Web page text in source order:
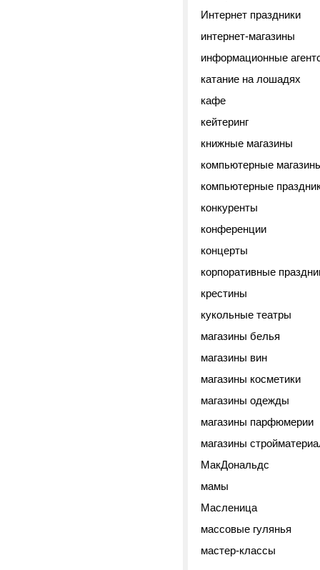
Интернет праздники
интернет-магазины
информационные
катание на лошадях
кафе
кейтеринг
книжные магазины
компьютерные
компьютерные
конкуренты
конференции
концерты
корпоративные
крестины
кукольные театры
магазины белья
магазины вин
магазины косметики
магазины одежды
магазины парфюмерии
магазины
МакДональдс
мамы
Масленица
массовые гулянья
мастер-классы